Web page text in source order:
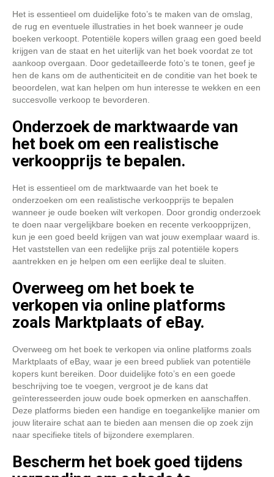
Het is essentieel om duidelijke foto’s te maken van de omslag,
de rug en eventuele illustraties in het boek wanneer je oude
boeken verkoopt. Potentiële kopers willen graag een goed beeld
krijgen van de staat en het uiterlijk van het boek voordat ze tot
aankoop overgaan. Door gedetailleerde foto’s te tonen, geef je
hen de kans om de authenticiteit en de conditie van het boek te
beoordelen, wat kan helpen om hun interesse te wekken en een
succesvolle verkoop te bevorderen.
Onderzoek de marktwaarde van
het boek om een realistische
verkoopprijs te bepalen.
Het is essentieel om de marktwaarde van het boek te
onderzoeken om een realistische verkoopprijs te bepalen
wanneer je oude boeken wilt verkopen. Door grondig onderzoek
te doen naar vergelijkbare boeken en recente verkoopprijzen,
kun je een goed beeld krijgen van wat jouw exemplaar waard is.
Het vaststellen van een redelijke prijs zal potentiële kopers
aantrekken en je helpen om een eerlijke deal te sluiten.
Overweeg om het boek te
verkopen via online platforms
zoals Marktplaats of eBay.
Overweeg om het boek te verkopen via online platforms zoals
Marktplaats of eBay, waar je een breed publiek van potentiële
kopers kunt bereiken. Door duidelijke foto’s en een goede
beschrijving toe te voegen, vergroot je de kans dat
geïnteresseerden jouw oude boek opmerken en aanschaffen.
Deze platforms bieden een handige en toegankelijke manier om
jouw literaire schat aan te bieden aan mensen die op zoek zijn
naar specifieke titels of bijzondere exemplaren.
Bescherm het boek goed tijdens